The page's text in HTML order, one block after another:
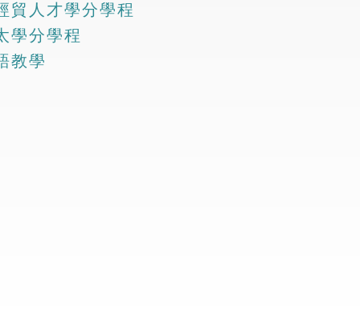
貿人才學分學程
學分學程
教學